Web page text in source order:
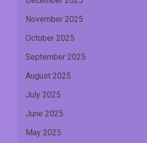
November 2025
October 2025
September 2025
August 2025
July 2025
June 2025
May 2025